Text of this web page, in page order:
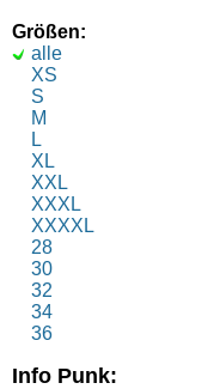
Größen:
alle
XS
S
M
L
XL
XXL
XXXL
XXXXL
28
30
32
34
36
Info Punk: